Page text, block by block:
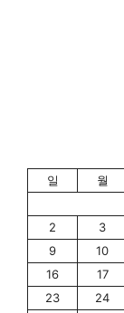
일
월
2
3
9
10
16
17
23
24